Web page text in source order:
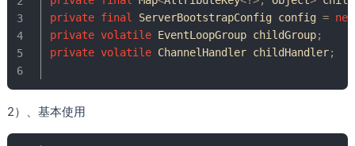
private final ServerBootstrapConfig config = new
private volatile EventLoopGroup childGroup;
private volatile ChannelHandler childHandler;
2）、基本使用